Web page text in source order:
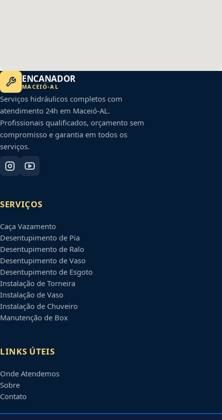
ENCANADOR
MACEIÓ-AL
Serviços hidráulicos completos com
atendimento 24h em Maceió-AL.
Profissionais qualificados, orçamento sem
compromisso e garantia em todos os
serviços.
SERVIÇOS
Caça Vazamento
Desentupimento de Pia
Desentupimento de Ralo
Desentupimento de Vaso
Desentupimento de Esgoto
Instalação de Torneira
Instalação de Vaso
Instalação de Chuveiro
Manutenção de Box
LINKS ÚTEIS
Onde Atendemos
Sobre
Contato